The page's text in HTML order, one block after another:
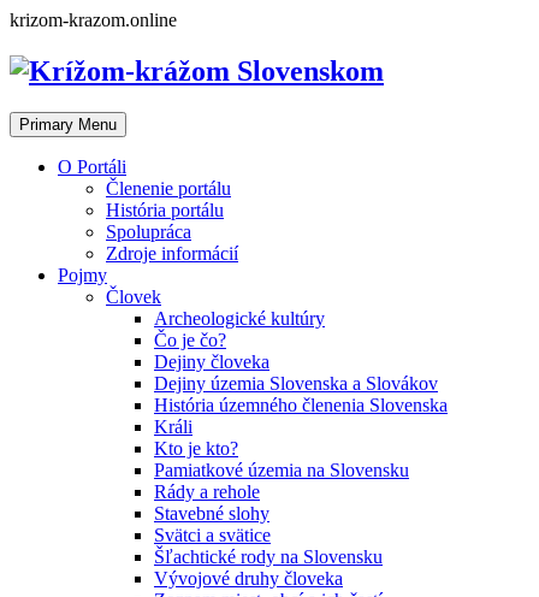
Skip
content
krizom-krazom.online
Primary Menu
O Portáli
Členenie portálu
História portálu
Spolupráca
Zdroje informácií
Pojmy
Človek
Archeologické kultúry
Čo je čo?
Dejiny človeka
Dejiny územia Slovenska a Slovákov
História územného členenia Slovenska
Králi
Kto je kto?
Pamiatkové územia na Slovensku
Rády a rehole
Stavebné slohy
Svätci a svätice
Šľachtické rody na Slovensku
Vývojové druhy človeka